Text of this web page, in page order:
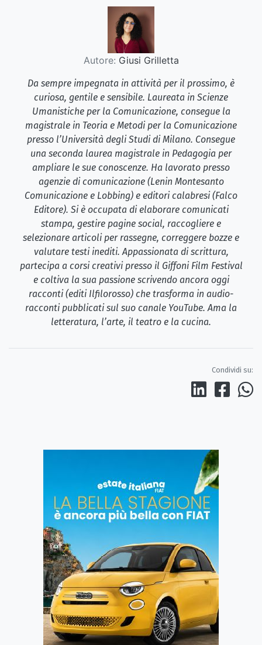
Autore: Giusi Grilletta
Da sempre impegnata in attività per il prossimo, è
curiosa, gentile e sensibile. Laureata in Scienze
Umanistiche per la Comunicazione, consegue la
magistrale in Teoria e Metodi per la Comunicazione
presso l’Università degli Studi di Milano. Consegue
una seconda laurea magistrale in Pedagogia per
ampliare le sue conoscenze. Ha lavorato presso
agenzie di comunicazione (Lenin Montesanto
Comunicazione e Lobbing) e editori calabresi (Falco
Editore). Si è occupata di elaborare comunicati
stampa, gestire pagine social, raccogliere e
selezionare articoli per rassegne, correggere bozze e
valutare testi inediti. Appassionata di scrittura,
partecipa a corsi creativi presso il Giffoni Film Festival
e coltiva la sua passione scrivendo ancora oggi
racconti (editi Ilfilorosso) che trasforma in audio-
racconti pubblicati sul suo canale YouTube. Ama la
letteratura, l’arte, il teatro e la cucina.
Condividi su: